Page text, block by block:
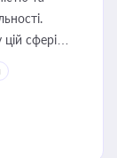
сфері
або
оренди